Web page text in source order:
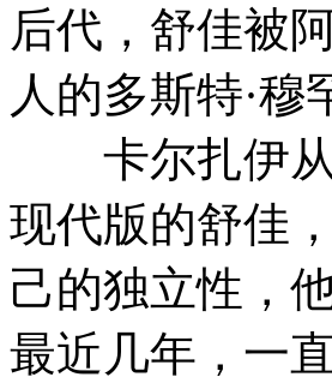
后代，舒佳被
人的多斯特·
卡尔扎伊从
现代版的舒佳
己的独立性，
最近几年，一